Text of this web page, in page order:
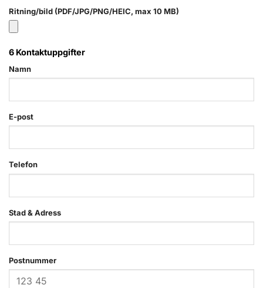
Ritning/bild (PDF/JPG/PNG/HEIC, max 10 MB)
6 Kontaktuppgifter
Namn
E-post
Telefon
Stad & Adress
Postnummer